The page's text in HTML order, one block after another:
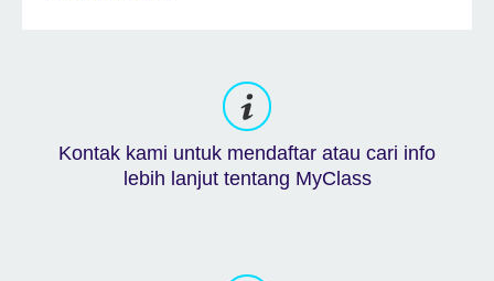
Kontak kami untuk mendaftar atau cari info
lebih lanjut tentang MyClass